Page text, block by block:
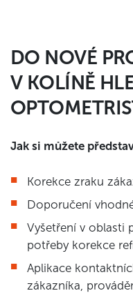
DO NOVÉ
V KOLÍNĚ
Jak si můžete
Korekce zraku
Doporučení
Vyšetření v oblasti
potřeby korekce
Aplikace
zákazníka,